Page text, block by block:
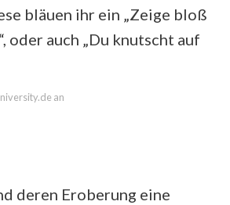
bläuen ihr ein „Zeige bloß
oder auch „Du knutscht auf
an
deren Eroberung eine